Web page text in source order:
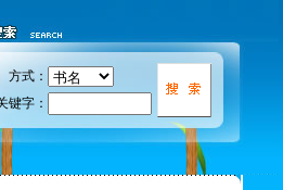
方式：
键字：